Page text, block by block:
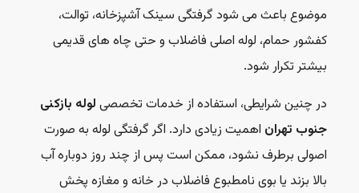
موضوع باعث می شود گرفتگی سینک آشپزخانه، توالت،
کفشور حمام، لوله اصلی فاضلاب و حتی چاه های قدیمی
بیشتر تکرار شود.
در چنین شرایطی، استفاده از خدمات تخصصی لوله بازکنی
جنوب تهران اهمیت زیادی دارد. اگر گرفتگی لوله به صورت
اصولی برطرف نشود، ممکن است پس از چند روز دوباره آب
بالا بزند یا بوی نامطبوع فاضلاب در خانه و مغازه پخش